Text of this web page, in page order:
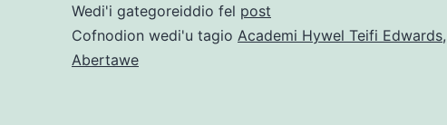
Wedi'i gategoreiddio fel post
Cofnodion wedi'u tagio Academi Hywel Teifi Edwards,
Abertawe